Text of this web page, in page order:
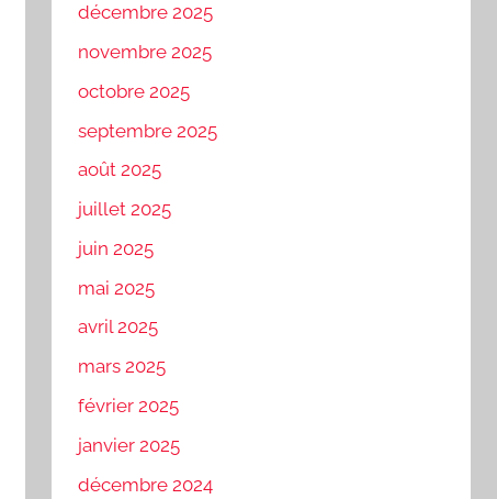
décembre 2025
novembre 2025
octobre 2025
septembre 2025
août 2025
juillet 2025
juin 2025
mai 2025
avril 2025
mars 2025
février 2025
janvier 2025
décembre 2024